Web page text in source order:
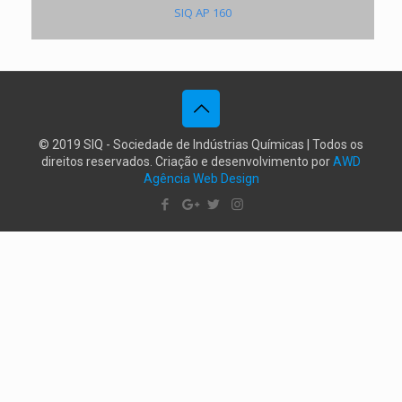
SIQ AP 160
© 2019 SIQ - Sociedade de Indústrias Químicas | Todos os
direitos reservados. Criação e desenvolvimento porAWD
Agência Web Design